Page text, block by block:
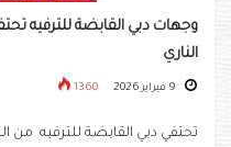
وجهات دبي القابضة للترفيه
الناري
1360
تحتفي دبي القابضة للترفيه من الثلاثاء 17 فبراير إلى